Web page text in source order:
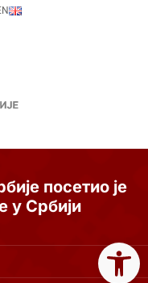
посетио је
у Србији